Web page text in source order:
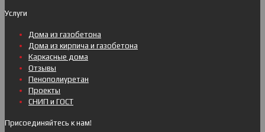
Услуги
Дома из газобетона
Дома из кирпича и газобетона
Каркасные дома
Отзывы
Пенополиуретан
Проекты
СНИП и ГОСТ
Присоединяйтесь к нам!